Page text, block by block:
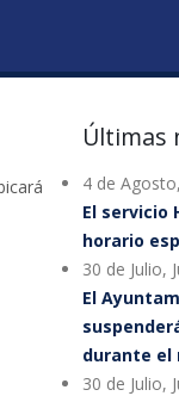
Últimas
4 de
El servicio
horario
30 de Julio,
El
durante el
30 de Julio,